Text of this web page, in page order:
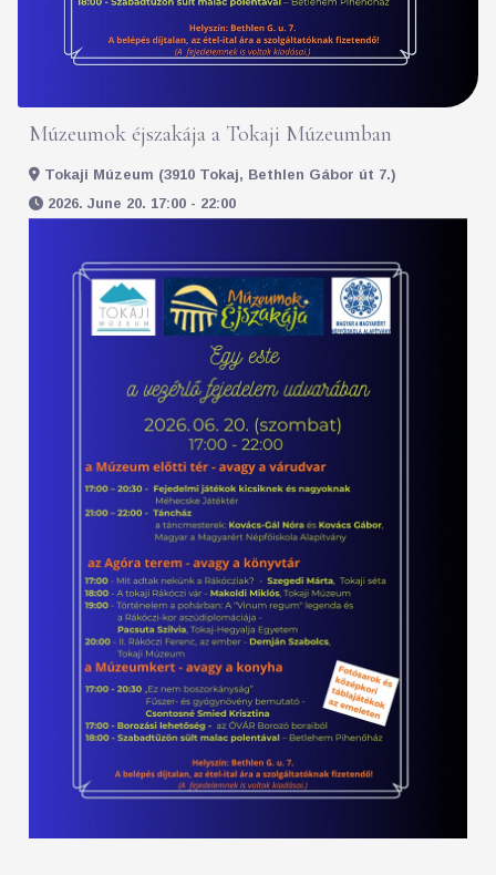
Múzeumok éjszakája a Tokaji Múzeumban
Tokaji Múzeum (3910 Tokaj, Bethlen Gábor út 7.)
2026. June 20. 17:00 - 22:00